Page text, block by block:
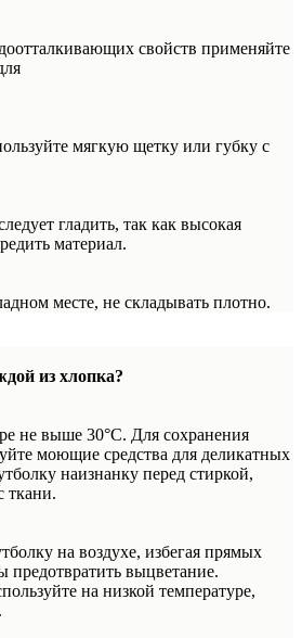
свойств применяйте
мягкую щетку или губку с
гладить, так как высокая
материал.
месте, не складывать плотно.
из хлопка?
не выше 30°C. Для сохранения
моющие средства для деликатных
наизнанку перед стиркой,
ткани.
на воздухе, избегая прямых
предотвратить выцветание.
на низкой температуре,